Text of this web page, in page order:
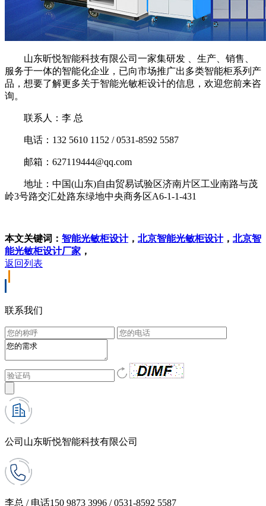
山东昕悦智能科技有限公司一家集研发 、生产、销售、
服务于一体的智能化企业，已向市场推广出多类智能柜系列产
品，想要了解更多关于智能光敏柜设计的信息，欢迎您前来咨
询。
联系人：李 总
电话：132 5610 1152 / 0531-8592 5587
邮箱：627119444@qq.com
地址：中国(山东)自由贸易试验区济南片区工业南路与茂
岭3号路交汇处路东绿地中央商务区A6-1-1-431
本文关键词： 智能光敏柜设计， 北京智能光敏柜设计， 北京智
能光敏柜设计厂家 ，
返回列表
联系我们
公司 山东昕悦智能科技有限公司
李总 / 电话150 9873 3996 / 0531-8592 5587